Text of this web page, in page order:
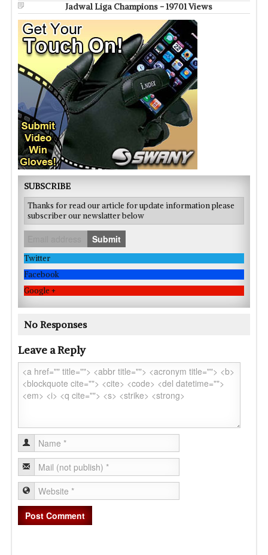
Jadwal Liga Champions - 19701 Views
SUBSCRIBE
Thanks for read our article for update information please
subscriber our newslatter below
Submit
Twitter
Facebook
Google +
No Responses
Leave a Reply